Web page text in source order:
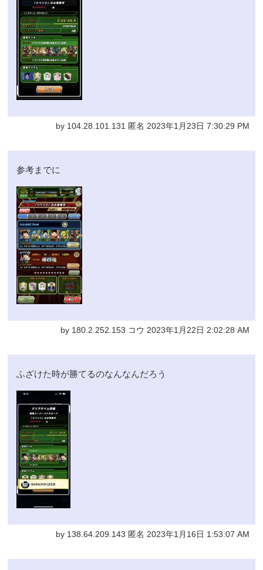
by 104.28.101.131 匿名 2023年1月23日 7:30:29 PM
参考までに
by 180.2.252.153 コウ 2023年1月22日 2:02:28 AM
ふざけた時が勝てるのなんなんだろう
by 138.64.209.143 匿名 2023年1月16日 1:53:07 AM